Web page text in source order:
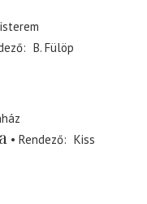
B. Fülöp
Rendező
Kiss